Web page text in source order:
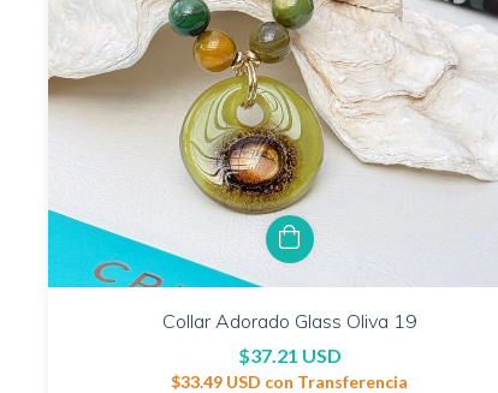
Collar Adorado Glass Oliva 19
$37.21 USD
$33.49 USD con Transferencia